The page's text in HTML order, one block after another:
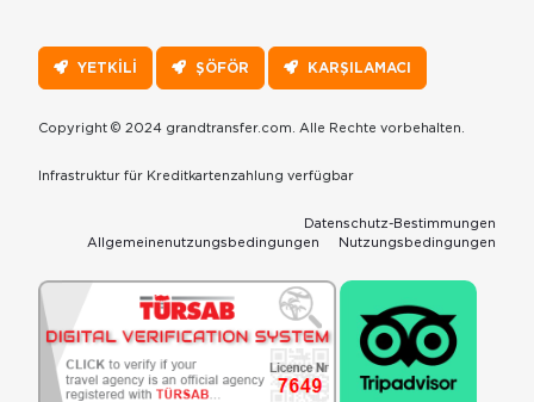
YETKİLİ ŞÖFÖR KARŞILAMACI
Copyright © 2024 grandtransfer.com. Alle Rechte vorbehalten.
Infrastruktur für Kreditkartenzahlung verfügbar
Datenschutz-Bestimmungen
Allgemeinenutzungsbedingungen
Nutzungsbedingungen